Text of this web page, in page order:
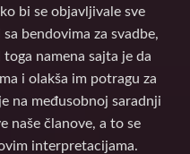
bi se objavljivale sve
bendovima za svadbe,
namena sajta je da
i olakša im potragu za
na međusobnoj saradnji
naše članove, a to se
interpretacijama.